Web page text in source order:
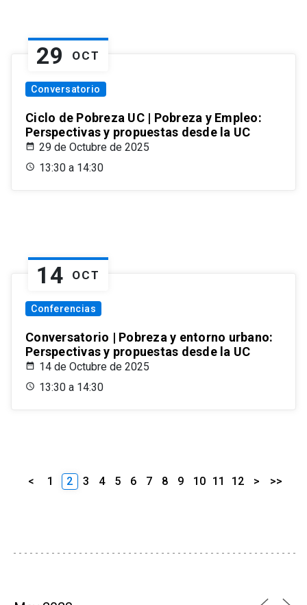
29 OCT
Conversatorio
Ciclo de Pobreza UC | Pobreza y Empleo:
Perspectivas y propuestas desde la UC
29 de Octubre de 2025
13:30 a 14:30
14 OCT
Conferencias
Conversatorio | Pobreza y entorno urbano:
Perspectivas y propuestas desde la UC
14 de Octubre de 2025
13:30 a 14:30
< 1 2 3 4 5 6 7 8 9 10 11 12 > >>